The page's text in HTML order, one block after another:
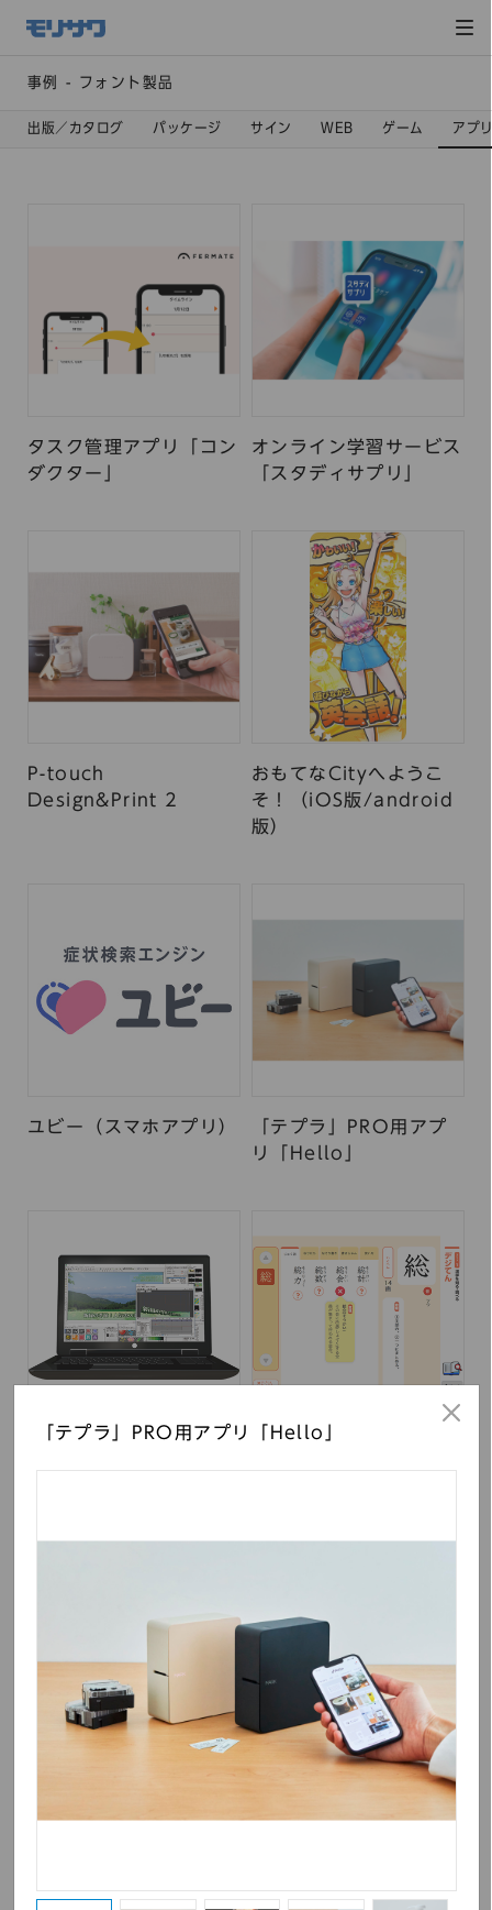
メ
ニュー
へ移動
事例 - フォント製品
出版／カタログ パッケージ サイン WEB ゲーム アプ
タスク管理アプリ「コン
ダクター」
オンライン学習サービス
「スタディサプリ」
P-touch
Design&Print 2
おもてなCityへようこ
そ！（iOS版/android
版）
ユビー（スマホアプリ）
「テプラ」PRO用アプ
リ「Hello」
ポップエースファミリー
i Bodymo
「テプラ」PRO用アプリ「Hello」